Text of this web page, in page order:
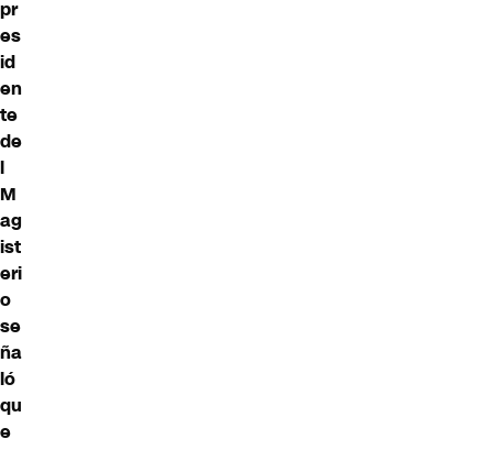
pr
es
id
en
te
de
l
M
ag
ist
eri
o
se
ña
ló
qu
e